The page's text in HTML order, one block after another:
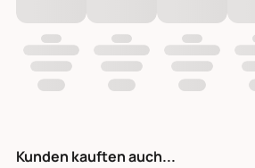
Kunden kauften auch...